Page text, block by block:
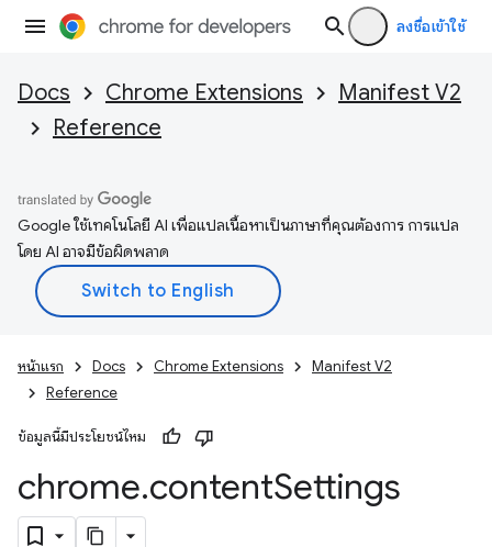
ลงชื่อเข้าใช้
Docs Chrome Extensions
Manifest V2
Reference
Google ใช้เทคโนโลยี AI เพื่อแปลเนื้อหาเป็นภาษาที่คุณต้องการ การแปล
โดย AI อาจมีข้อผิดพลาด
หน้าแรก Docs Chrome Extensions
Manifest V2
Reference
ข้อมูลนี้มีประโยชน์ไหม
chrome.contentSettings